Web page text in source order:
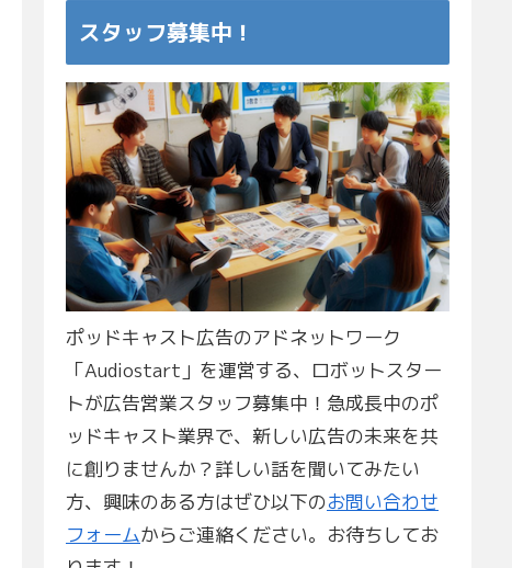
スタッフ募集中！
ポッドキャスト広告のアドネットワーク
「Audiostart」を運営する、ロボットスター
トが広告営業スタッフ募集中！急成長中のポ
ッドキャスト業界で、新しい広告の未来を共
に創りませんか？詳しい話を聞いてみたい
方、興味のある方はぜひ以下のお問い合わせ
フォームからご連絡ください。お待ちしてお